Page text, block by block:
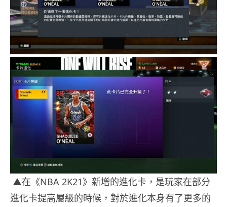
▲在《NBA 2K21》新增的進化卡，是玩家在部分
進化卡提高層級的時候，對於進化本身有了更多的